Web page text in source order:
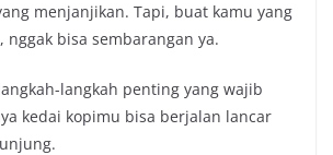
menjanjikan. Tapi, buat kamu yang
bisa sembarangan ya.
langkah penting yang wajib
kedai kopimu bisa berjalan lancar